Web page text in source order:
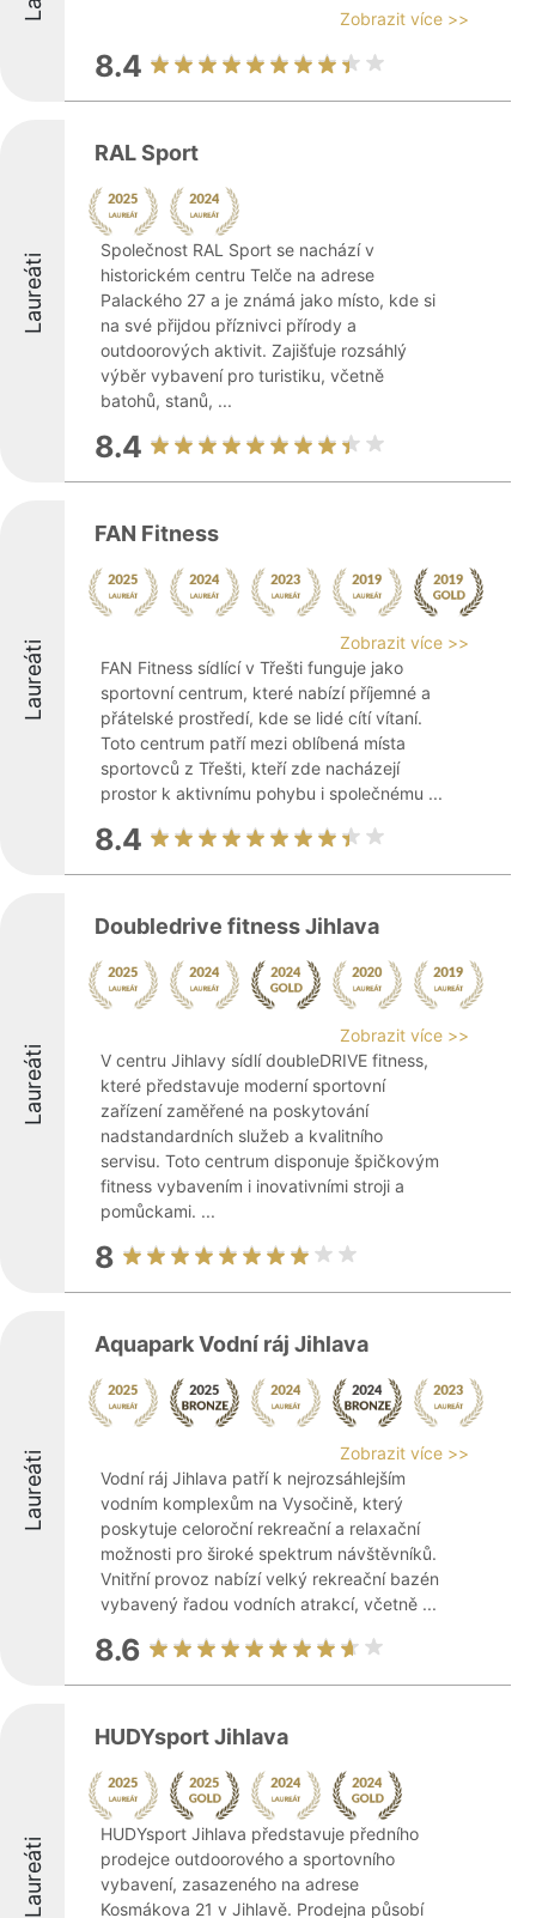
Zobrazit více >>
8.4
Laureáti
RAL Sport
Společnost RAL Sport se nachází v
historickém centru Telče na adrese
Palackého 27 a je známá jako místo, kde si
na své přijdou příznivci přírody a
outdoorových aktivit. Zajišťuje rozsáhlý
výběr vybavení pro turistiku, včetně
batohů, stanů, ...
8.4
Laureáti
FAN Fitness
Zobrazit více >>
FAN Fitness sídlící v Třešti funguje jako
sportovní centrum, které nabízí příjemné a
přátelské prostředí, kde se lidé cítí vítaní.
Toto centrum patří mezi oblíbená místa
sportovců z Třešti, kteří zde nacházejí
prostor k aktivnímu pohybu i společnému ...
8.4
Laureáti
Doubledrive fitness Jihlava
Zobrazit více >>
V centru Jihlavy sídlí doubleDRIVE fitness,
které představuje moderní sportovní
zařízení zaměřené na poskytování
nadstandardních služeb a kvalitního
servisu. Toto centrum disponuje špičkovým
fitness vybavením i inovativními stroji a
pomůckami. ...
8
Laureáti
Aquapark Vodní ráj Jihlava
Zobrazit více >>
Vodní ráj Jihlava patří k nejrozsáhlejším
vodním komplexům na Vysočině, který
poskytuje celoroční rekreační a relaxační
možnosti pro široké spektrum návštěvníků.
Vnitřní provoz nabízí velký rekreační bazén
vybavený řadou vodních atrakcí, včetně ...
8.6
Laureáti
HUDYsport Jihlava
HUDYsport Jihlava představuje předního
prodejce outdoorového a sportovního
vybavení, zasazeného na adrese
Kosmákova 21 v Jihlavě. Prodejna působí